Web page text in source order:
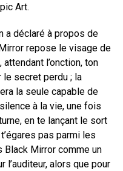
Art.
a déclaré à propos de
repose le visage de
l’onction, ton
secret perdu ; la
la seule capable de
à la vie, une fois
en te lançant le sort
pas parmi les
Mirror comme un
alors que pour